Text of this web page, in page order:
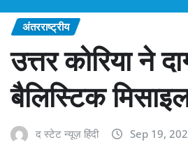
अंतरराष्ट्रीय
उत्तर कोरिया ने
बैलिस्टिक
द स्टेट न्यूज़ हिंदी Sep 19,